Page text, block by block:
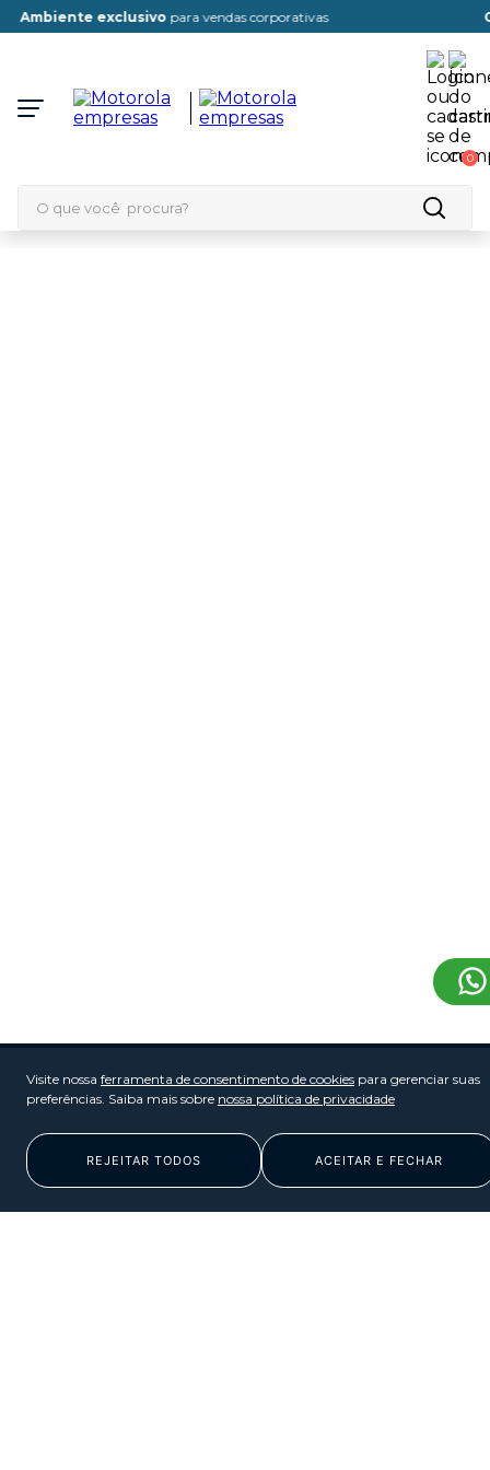
exclusivopara vendas corporativas
0
Visite nossa ferramenta de consentimento de cookies para gerenciar suas
preferências. Saiba mais sobre nossa política de privacidade
REJEITAR TODOS ACEITAR E FECHAR